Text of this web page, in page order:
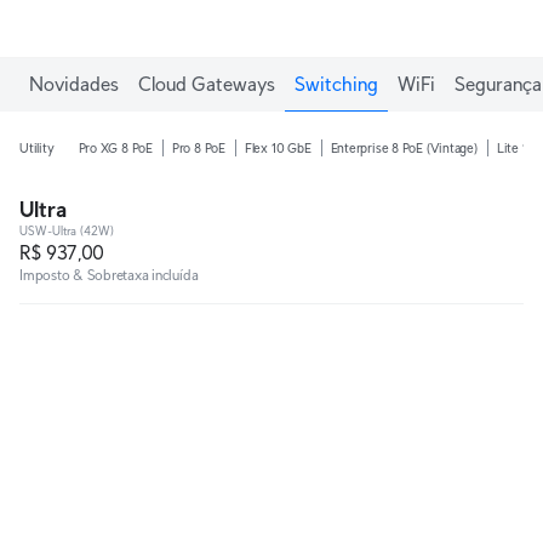
Novidades Cloud Gateways Switching WiFi
Utility Pro XG 8 PoE Pro 8 PoE Flex 10 GbE Enterprise 8 PoE (Vintage) Lite 16
Ultra
USW-Ultra (42W)
R$ 937,00
Imposto & Sobretaxa incluída